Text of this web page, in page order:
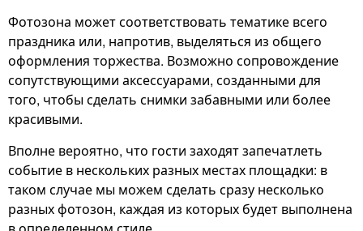
Фотозона может соответствовать тематике всего
праздника или, напротив, выделяться из общего
оформления торжества. Возможно сопровождение
сопутствующими аксессуарами, созданными для
того, чтобы сделать снимки забавными или более
красивыми.
Вполне вероятно, что гости заходят запечатлеть
событие в нескольких разных местах площадки: в
таком случае мы можем сделать сразу несколько
разных фотозон, каждая из которых будет выполнена